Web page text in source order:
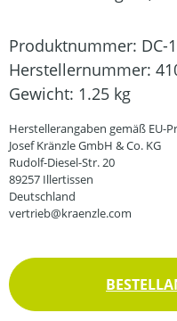
Produktnummer: DC-
Herstellernummer:
Gewicht: 1.25 kg
Herstellerangaben gemäß EU-
Josef Kränzle GmbH & Co. KG
Rudolf-Diesel-Str. 20
89257 Illertissen
Deutschland
vertrieb@kraenzle.com